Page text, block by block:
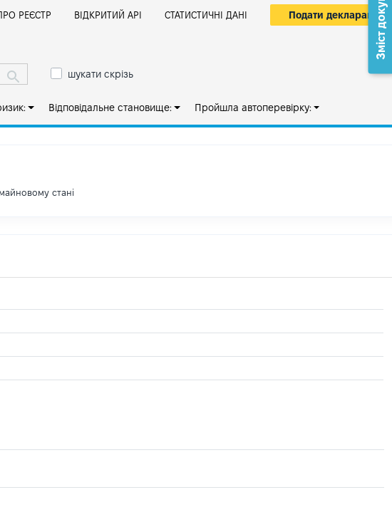
РЕЄСТР ВІДКРИТИЙ АРІ СТАТИСТИЧНІ ДАНІ Подати декларацію
шукати скрізь
Відповідальне становище: Пройшла автоперевірку:
стані